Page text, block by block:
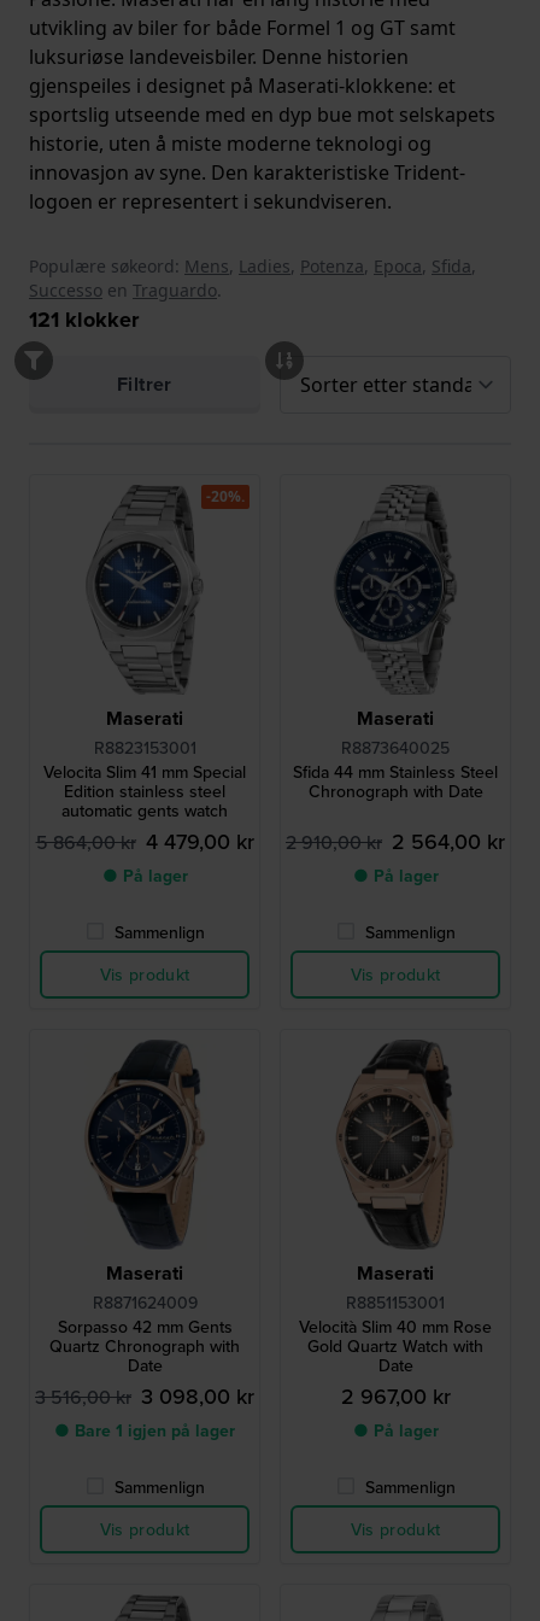
utvikling av biler for både Formel 1 og GT samt
luksuriøse landeveisbiler. Denne historien
gjenspeiles i designet på Maserati-klokkene: et
sportslig utseende med en dyp bue mot selskapets
historie, uten å miste moderne teknologi og
innovasjon av syne. Den karakteristiske Trident-
logoen er representert i sekundviseren.
Populære søkeord: Mens, Ladies, Potenza, Epoca, Sfida,
Successo en Traguardo.
121 klokker
Filtrer
Maserati
R8823153001
Velocita Slim 41 mm Special
Edition stainless steel
automatic gents watch
5 864,00 kr 4 479,00 kr
● På lager
Sammenlign
Vis produkt
-20%.
Maserati
R8873640025
Sfida 44 mm Stainless Steel
Chronograph with Date
2 910,00 kr 2 564,00 kr
● På lager
Sammenlign
Vis produkt
Maserati
R8871624009
Sorpasso 42 mm Gents
Quartz Chronograph with
Date
3 516,00 kr 3 098,00 kr
● Bare 1 igjen på lager
Sammenlign
Vis produkt
Maserati
R8851153001
Velocità Slim 40 mm Rose
Gold Quartz Watch with
Date
2 967,00 kr
● På lager
Sammenlign
Vis produkt